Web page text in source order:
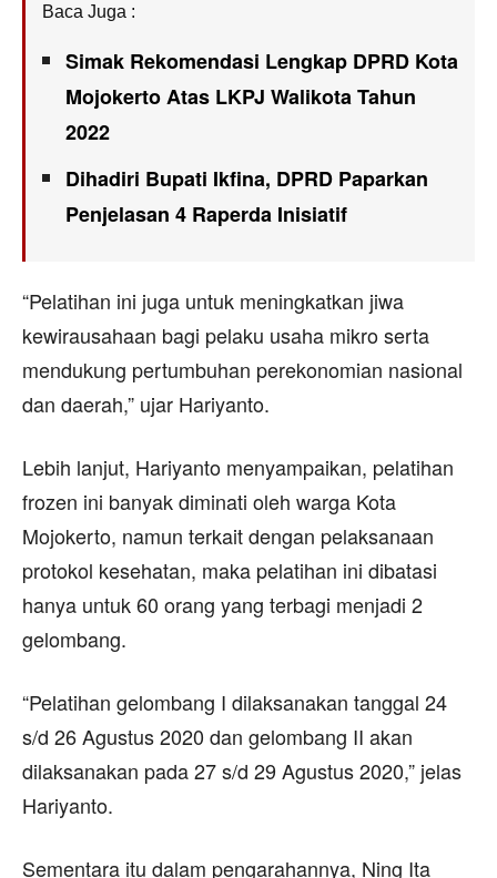
Baca Juga :
Simak Rekomendasi Lengkap DPRD Kota
Mojokerto Atas LKPJ Walikota Tahun
2022
Dihadiri Bupati Ikfina, DPRD Paparkan
Penjelasan 4 Raperda Inisiatif
“Pelatihan ini juga untuk meningkatkan jiwa
kewirausahaan bagi pelaku usaha mikro serta
mendukung pertumbuhan perekonomian nasional
dan daerah,” ujar Hariyanto.
Lebih lanjut, Hariyanto menyampaikan, pelatihan
frozen ini banyak diminati oleh warga Kota
Mojokerto, namun terkait dengan pelaksanaan
protokol kesehatan, maka pelatihan ini dibatasi
hanya untuk 60 orang yang terbagi menjadi 2
gelombang.
“Pelatihan gelombang I dilaksanakan tanggal 24
s/d 26 Agustus 2020 dan gelombang II akan
dilaksanakan pada 27 s/d 29 Agustus 2020,” jelas
Hariyanto.
Sementara itu dalam pengarahannya, Ning Ita